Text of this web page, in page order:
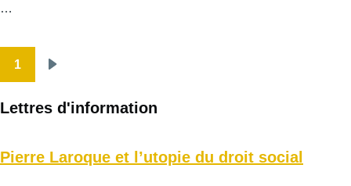
…
1
Lettres d'information
Pierre Laroque et l’utopie du droit social